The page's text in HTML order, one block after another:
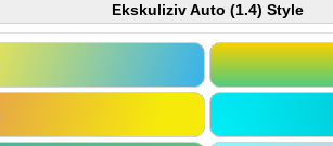
Ekskuliziv Auto (1.4) Style